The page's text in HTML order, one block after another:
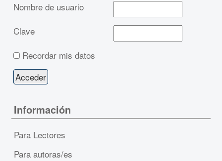
Nombre de usuario
Clave
Recordar mis datos
Información
Para Lectores
Para autoras/es